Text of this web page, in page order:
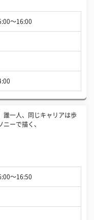
〜16:00
誰一人、同じキャリアは歩
ニーで描く、
〜16:50